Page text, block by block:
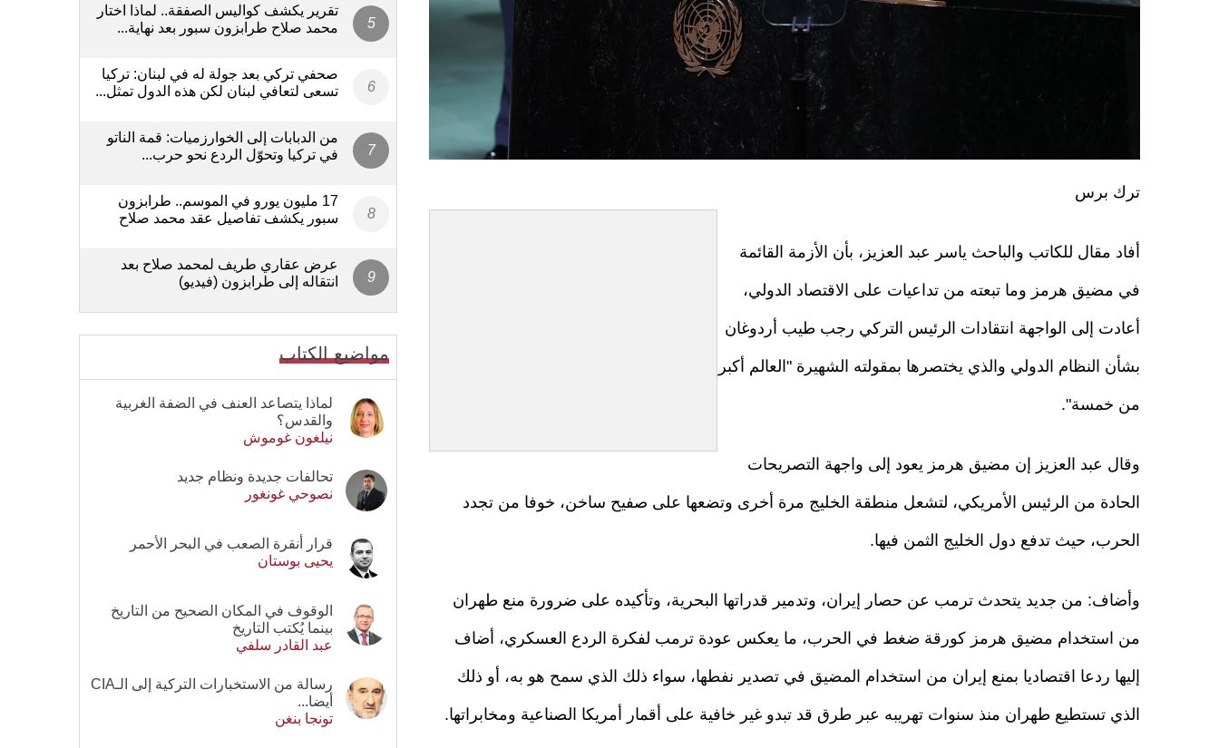
ترك برس
أفاد مقال للكاتب والباحث ياسر عبد العزيز، بأن الأزمة القائمة
في مضيق هرمز وما تبعته من تداعيات على الاقتصاد الدولي،
أعادت إلى الواجهة انتقادات الرئيس التركي رجب طيب أردوغان
بشأن النظام الدولي والذي يختصرها بمقولته الشهيرة "العالم أكبر
من خمسة".
وقال عبد العزيز إن مضيق هرمز يعود إلى واجهة التصريحات
الحادة من الرئيس الأمريكي، لتشعل منطقة الخليج مرة أخرى وتضعها على صفيح ساخن، خوفا من تجدد
الحرب، حيث تدفع دول الخليج الثمن فيها.
وأضاف: من جديد يتحدث ترمب عن حصار إيران، وتدمير قدراتها البحرية، وتأكيده على ضرورة منع طهران
من استخدام مضيق هرمز كورقة ضغط في الحرب، ما يعكس عودة ترمب لفكرة الردع العسكري، أضاف
إليها ردعا اقتصاديا بمنع إيران من استخدام المضيق في تصدير نفطها، سواء ذلك الذي سمح هو به، أو ذلك
الذي تستطيع طهران منذ سنوات تهريبه عبر طرق قد تبدو غير خافية على أقمار أمريكا الصناعية ومخابراتها.
تقرير يكشف كواليس الصفقة.. لماذا اختار
محمد صلاح طرابزون سبور بعد نهاية...
صحفي تركي بعد جولة له في لبنان: تركيا
تسعى لتعافي لبنان لكن هذه الدول تمثل...
من الدبابات إلى الخوارزميات: قمة الناتو
في تركيا وتحوّل الردع نحو حرب...
17 مليون يورو في الموسم.. طرابزون
سبور يكشف تفاصيل عقد محمد صلاح
عرض عقاري طريف لمحمد صلاح بعد
انتقاله إلى طرابزون (فيديو)
مواضيع الكتاب
لماذا يتصاعد العنف في الضفة الغربية
والقدس؟
نيلغون غوموش
تحالفات جديدة ونظام جديد
نصوحي غونغور
قرار أنقرة الصعب في البحر الأحمر
يحيى بوستان
الوقوف في المكان الصحيح من التاريخ
بينما يُكتب التاريخ
عبد القادر سلفي
رسالة من الاستخبارات التركية إلى الـCIA
أيضا...
تونجا بنغن